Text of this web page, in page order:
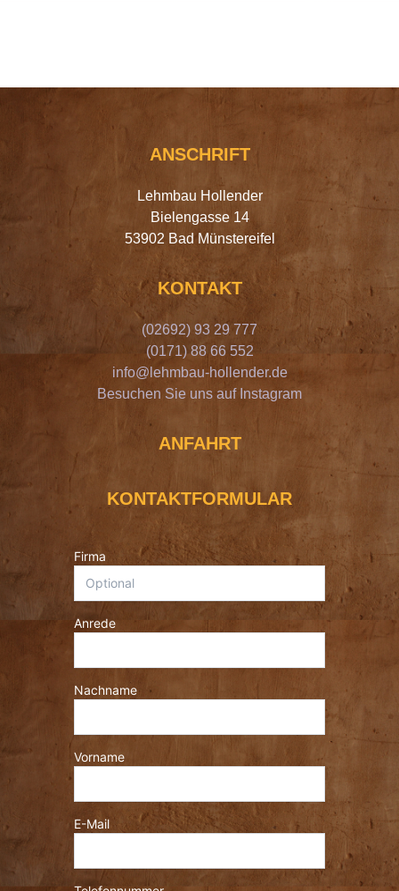
ANSCHRIFT
Lehmbau Hollender
Bielengasse 14
53902 Bad Münstereifel
KONTAKT
(02692) 93 29 777
(0171) 88 66 552
info@lehmbau-hollender.de
Besuchen Sie uns auf Instagram
ANFAHRT
KONTAKTFORMULAR